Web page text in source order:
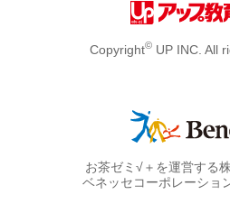
Copyright© UP INC. All
お茶ゼミ√＋を運営する
ベネッセコーポレーショ